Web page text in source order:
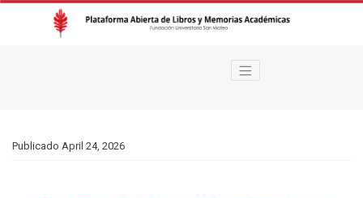
Publicado April 24, 2026